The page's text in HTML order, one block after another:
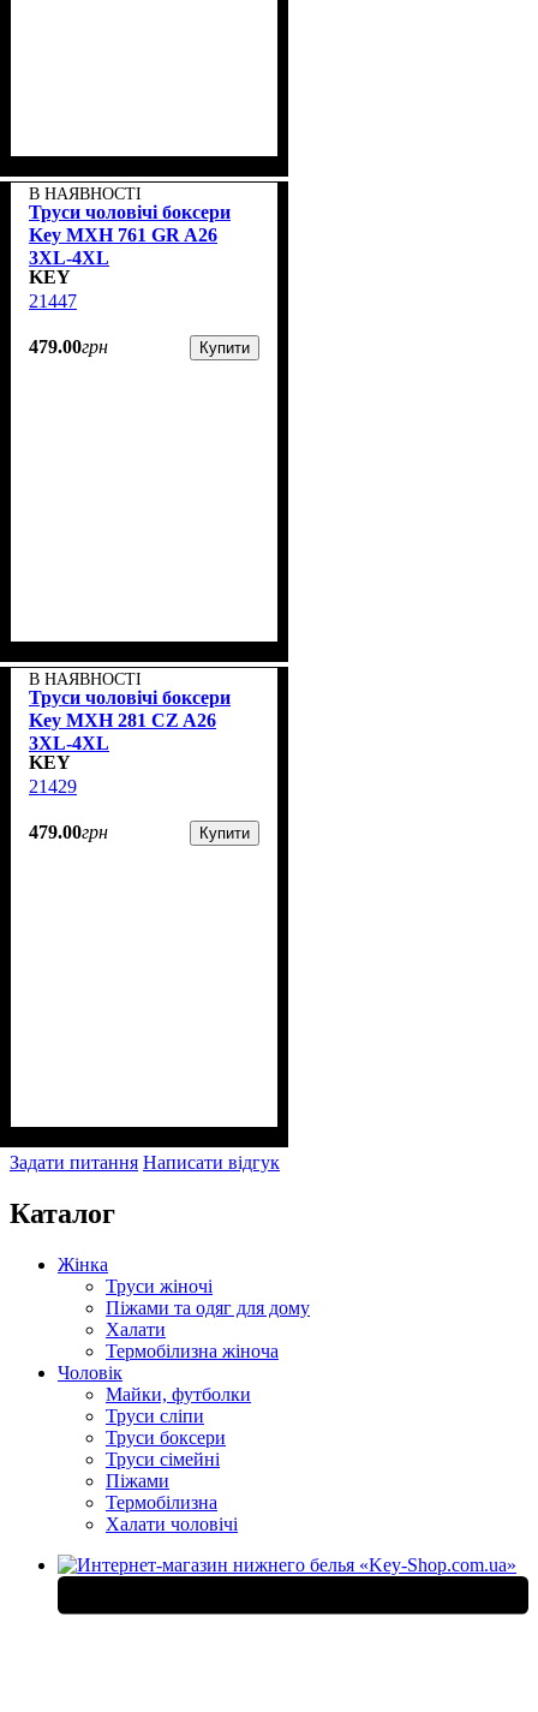
В НАЯВНОСТІ
Труси чоловічі боксери
Key MXH 761 GR A26
3XL-4XL
KEY
21447
479.00грн Купити
В НАЯВНОСТІ
Труси чоловічі боксери
Key MXH 281 CZ A26
3XL-4XL
KEY
21429
479.00грн Купити
Задати питання Написати відгук
Каталог
Жінка
Труси жіночі
Піжами та одяг для дому
Халати
Термобілизна жіноча
Чоловік
Майки, футболки
Труси сліпи
Труси боксери
Труси сімейні
Піжами
Термобілизна
Халати чоловічі